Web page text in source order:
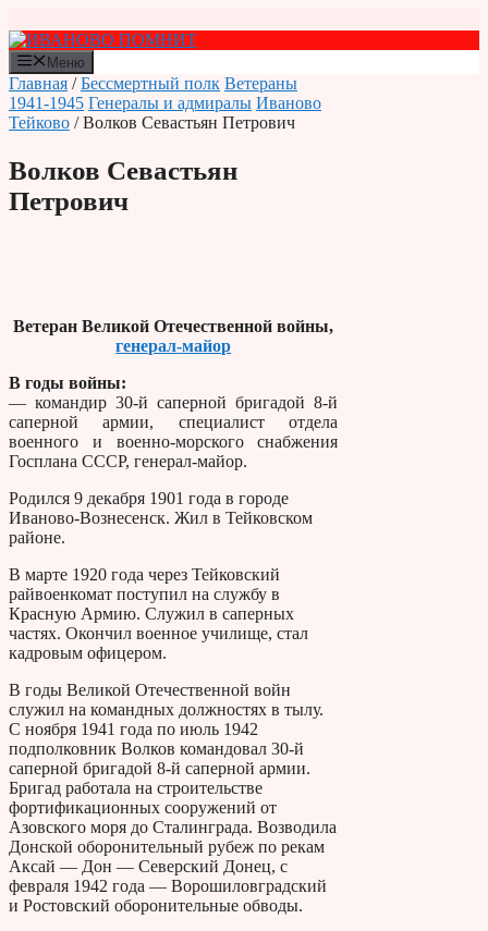
к
содержимому
Меню
Главная /Бессмертный полк Ветераны
1941-1945 Генералы и адмиралы Иваново
Тейково / Волков Севастьян Петрович
Волков Севастьян
Петрович
Ветеран Великой Отечественной войны,
генерал-майор
В годы войны:
— командир 30-й саперной бригадой 8-й
саперной армии, специалист отдела
военного и военно-морского снабжения
Госплана СССР, генерал-майор.
Родился 9 декабря 1901 года в городе
Иваново-Вознесенск. Жил в Тейковском
районе.
В марте 1920 года через Тейковский
райвоенкомат поступил на службу в
Красную Армию. Служил в саперных
частях. Окончил военное училище, стал
кадровым офицером.
В годы Великой Отечественной войн
служил на командных должностях в тылу.
С ноября 1941 года по июль 1942
подполковник Волков командовал 30-й
саперной бригадой 8-й саперной армии.
Бригад работала на строительстве
фортификационных сооружений от
Азовского моря до Сталинграда. Возводила
Донской оборонительный рубеж по рекам
Аксай — Дон — Северский Донец, с
февраля 1942 года — Ворошиловградский
и Ростовский оборонительные обводы.